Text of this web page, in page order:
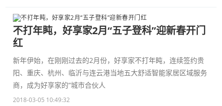
不打年盹，好享家2月“五子登科”迎新春开门
红
新年伊始，在刚刚过去的2月份，好享家不打年盹，连续签约贵
阳、重庆、杭州、临沂与连云港当地五大舒适智能家居区域服务
商，成为好享家的“城市合伙人
2018-03-05 10:49:32